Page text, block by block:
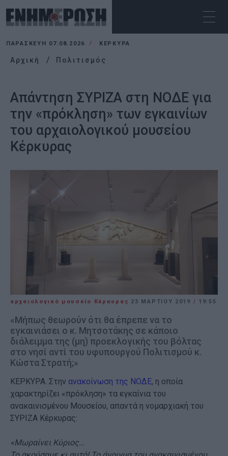
ΠΑΡΑΣΚΕΥΉ 07.08.2026 ΚΕΡΚΥΡΑ
Αρχική Πολιτισμός
Απάντηση ΣΥΡΙΖΑ στη ΝΟΔΕ για
την «πρόκληση» των εγκαινίων
του αρχαιολογικού μουσείου
Κέρκυρας
αρχαιολογικό μουσείο Κέρκυρας 23 ΜΑΡΤΊΟΥ 2019 / 19:55
«Μήπως θεωρούν ότι θα έπρεπε να το
εγκαινιάσει ο κ. Μητσοτάκης σε κάποιο
διάλειμμα της (μη) προεκλογικής του βόλτας
στο νησί αντί του υφυπουργού Πολιτισμού κ.
Κώστα Στρατή;»
ΚΕΡΚΥΡΑ. Στην ανακοίνωση της ΝΟΔΕ, η οποία
χαρακτηρίζει «πρόκληση» τα εγκαίνια του
ανακαινισμένου Μουσείου, απαντά η νομαρχιακή του
ΣΥΡΙΖΑ Κέρκυρας:
«Μωραίνει Κύριος…